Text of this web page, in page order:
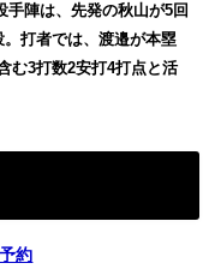
手陣は、先発の秋山が5回
打者では、渡邉が本塁
む3打数2安打4打点と活
約